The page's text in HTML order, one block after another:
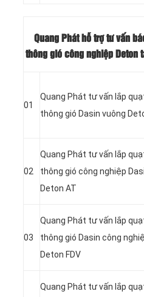
Quang Phát hỗ trợ tư vấn
thông gió công nghiệp Deton
01
Quang Phát tư vấn lắp
thông gió Dasin vuông
02
Quang Phát tư vấn lắp
thông gió công nghiệp
Deton AT
03
Quang Phát tư vấn lắp
thông gió Dasin công
Deton FDV
Quang Phát tư vấn lắp